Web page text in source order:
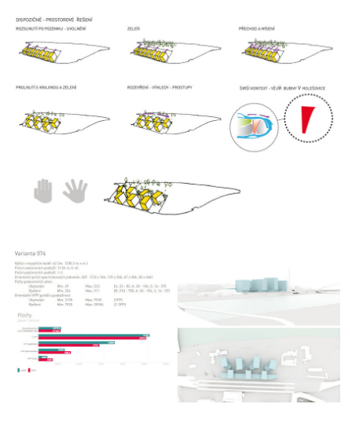
nádraží nymburk